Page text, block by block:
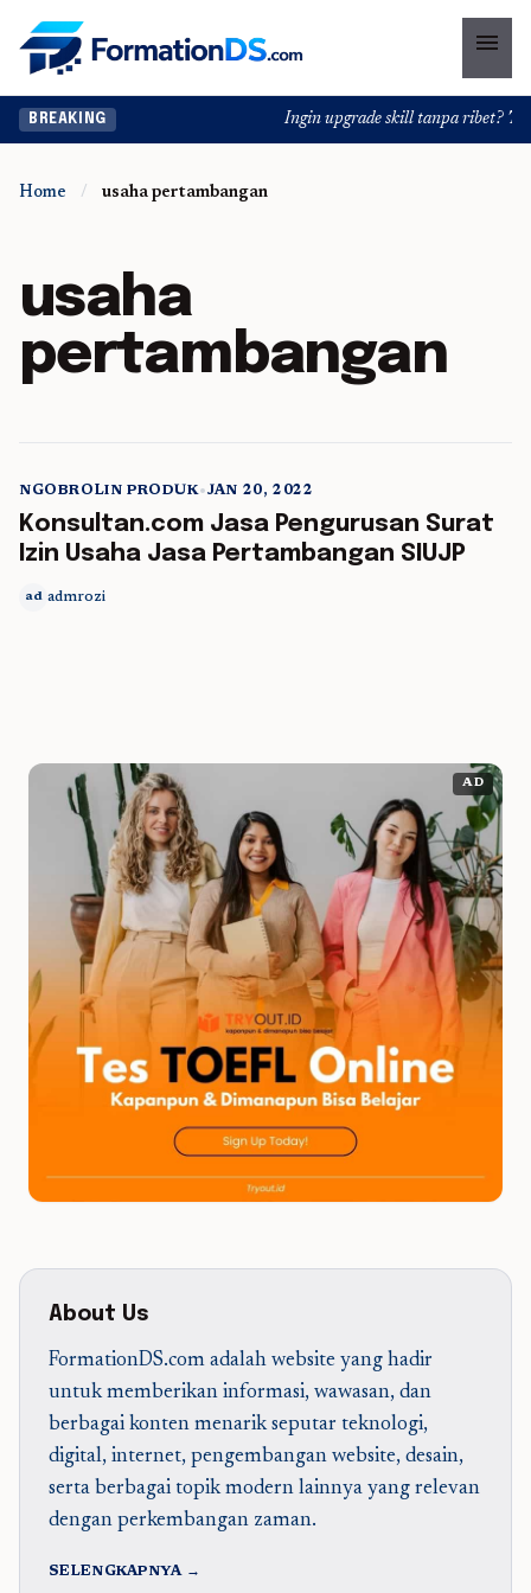
menu
BREAKING Ingin upgrade skill tanpa ribet?
Home / usaha pertambangan
usaha
pertambangan
5 min read
NGOBROLIN PRODUK•JAN 20, 2022
Konsultan.com Jasa Pengurusan Surat
Izin Usaha Jasa Pertambangan SIUJP
ad admrozi
AD
About Us
FormationDS.com adalah website yang hadir
untuk memberikan informasi, wawasan, dan
berbagai konten menarik seputar teknologi,
digital, internet, pengembangan website, desain,
serta berbagai topik modern lainnya yang relevan
dengan perkembangan zaman.
SELENGKAPNYA →